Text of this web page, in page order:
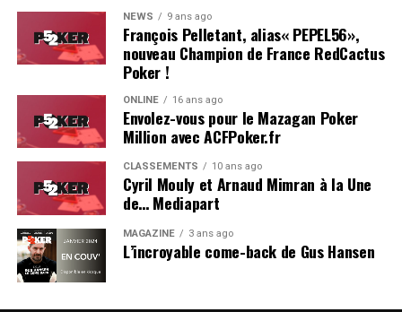
Soleau à gauche, sorti par Logghe au centre
NEWS 9 ans ago
François Pelletant, alias« PEPEL56»,
nouveau Champion de France RedCactus
Poker !
ONLINE 16 ans ago
Envolez-vous pour le Mazagan Poker
Million avec ACFPoker.fr
CLASSEMENTS 10 ans ago
Cyril Mouly et Arnaud Mimran à la Une
de… Mediapart
MAGAZINE 3 ans ago
L’incroyable come-back de Gus Hansen